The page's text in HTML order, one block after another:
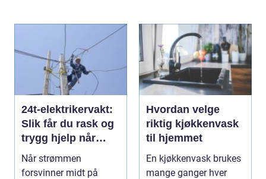
24t-elektrikervakt:
Slik får du rask og
trygg hjelp når
strømmen svikter
Når strømmen
forsvinner midt på
Hvordan velge
riktig kjøkkenvask
til hjemmet
En kjøkkenvask brukes
mange ganger hver